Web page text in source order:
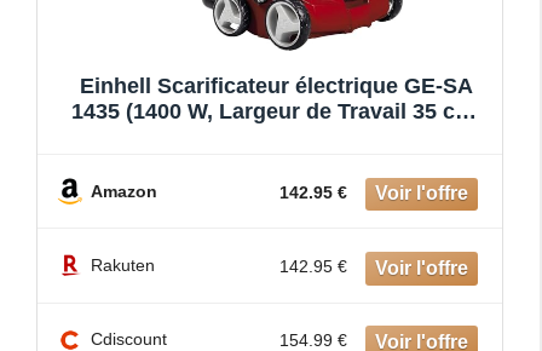
Einhell Scarificateur électrique GE-SA
1435 (1400 W, Largeur de Travail 35 cm,
Amazon 142.95 €
Rakuten 142.95 €
Cdiscount 154.99 €